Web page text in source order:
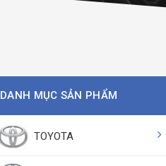
DANH MỤC SẢN PHẨM
TOYOTA